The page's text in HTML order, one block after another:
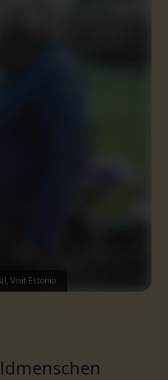
Visit Estonia